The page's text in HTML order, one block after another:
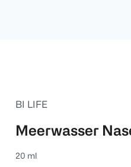
BI LIFE
Meerwasser
20 ml